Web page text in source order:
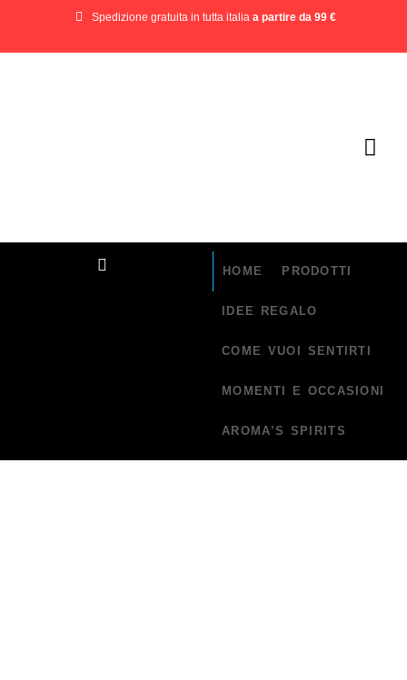
Spedizione gratuita in tutta italia a partire da 99 €
HOME PRODOTTI
IDEE REGALO
COME VUOI SENTIRTI
MOMENTI E OCCASIONI
AROMA’S SPIRITS